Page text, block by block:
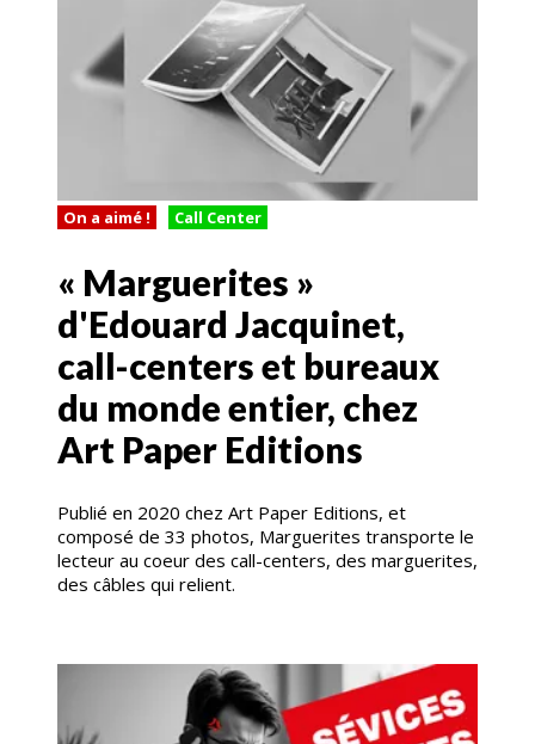
On a aimé ! Call Center
« Marguerites »
d'Edouard Jacquinet,
call-centers et bureaux
du monde entier, chez
Art Paper Editions
Publié en 2020 chez Art Paper Editions, et
composé de 33 photos, Marguerites transporte le
lecteur au coeur des call-centers, des marguerites,
des câbles qui relient.